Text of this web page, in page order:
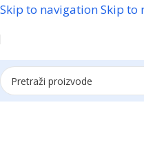
Skip to navigationSkip to
Reklama